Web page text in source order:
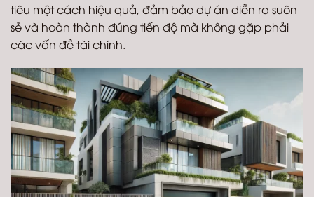
tiêu một cách hiệu quả, đảm bảo dự án diễn ra suôn
sẻ và hoàn thành đúng tiến độ mà không gặp phải
các vấn đề tài chính.